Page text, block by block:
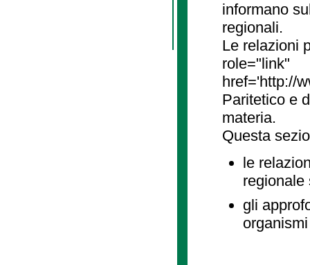
informano
regionali.
Le relazioni
role="link"
href='http://
Paritetico e
materia.
Questa
le
regionale
gli